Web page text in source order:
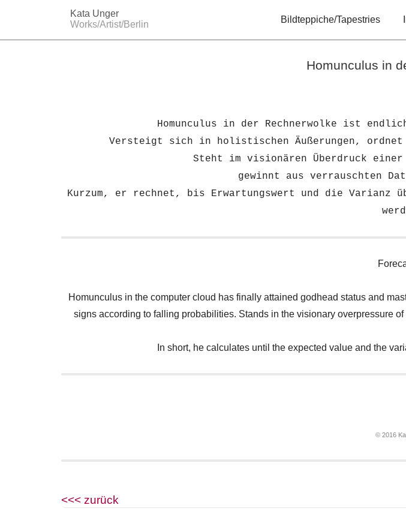
Inhalt
Kata Unger
Works/Artist/Berlin
Hauptnavigation
Bildteppiche/Tapestries
Homunculus in
Homunculus in der Rechnerwolke ist
Versteigt sich in holistischen Äußerungen,
Steht im visionären Überdruck
gewinnt aus verrauschten
Kurzum, er rechnet, bis Erwartungswert und die Varianz
Homunculus in the computer cloud has finally attained godhead status and
signs according to falling probabilities. Stands in the visionary overpressure
In short, he calculates until the expected value and the
© 2016
<<< zurück